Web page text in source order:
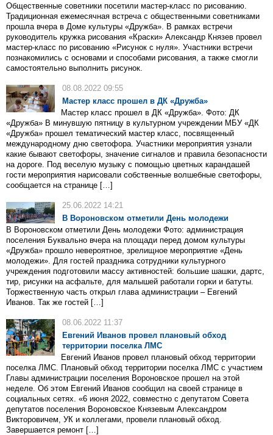
Общественные советники посетили мастер-класс по рисованию.
Традиционная ежемесячная встреча с общественными советниками
прошла вчера в Доме культуры «Дружба». В рамках встречи
руководитель кружка рисования «Краски» Александр Князев провел
мастер-класс по рисованию «Рисунок с нуля». Участники встречи
познакомились с основами и способами рисования, а также смогли
самостоятельно выполнить рисунок.
08.08.2022 09:55
Мастер класс прошел в ДК «Дружба»
Мастер класс прошел в ДК «Дружба». Фото: ДК
«Дружба» В минувшую пятницу в культурном учреждении МБУ «ДК
«Дружба» прошел тематический мастер класс, посвященный
международному дню светофора. Участники мероприятия узнали
какие бывают светофоры, значение сигналов и правила безопасности
на дороге. Под веселую музыку с помощью цветных карандашей
гости мероприятия нарисовали собственные волшебные светофоры,
сообщается на странице […]
25.06.2022 14:21
В Вороновском отметили День молодежи
В Вороновском отметили День молодежи Фото: администрация
поселения Буквально вчера на площади перед домом культуры
«Дружба» прошло невероятное, зрелищное мероприятие «День
молодежи». Для гостей праздника сотрудники культурного
учреждения подготовили массу активностей: большие шашки, дартс,
тир, рисунки на асфальте, для малышей работали горки и батуты.
Торжественную часть открыл глава администрации – Евгений
Иванов. Так же гостей […]
08.06.2022 11:37
Евгений Иванов провел плановый обход
территории поселка ЛМС
Евгений Иванов провел плановый обход территории
поселка ЛМС. Плановый обход территории поселка ЛМС с участием
Главы администрации поселения Вороновское прошел на этой
неделе. Об этом Евгений Иванов сообщил на своей странице в
социальных сетях. «6 июня 2022, совместно с депутатом Совета
депутатов поселения Вороновское Князевым Александром
Викторовичем, УК и коллегами, провели плановый обход.
Завершается ремонт […]